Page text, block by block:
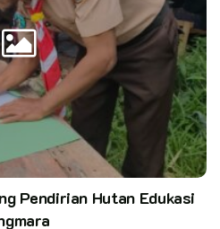
hari dimulai pukul 08.00 WIB
berjalan dengan lancar
pun mengikuti dengan
media sosial yang semakin
Pendirian Hutan Edukasi